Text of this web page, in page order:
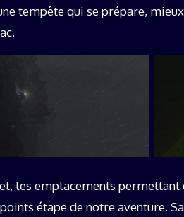
tempête qui se prépare,
les emplacements
étape de notre aventure.